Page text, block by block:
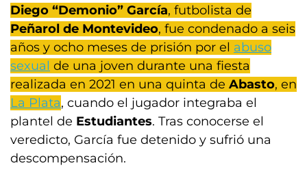
Diego “Demonio” García, futbolista de
Peñarol de Montevideo, fue condenado a seis
años y ocho meses de prisión por el abuso
sexual de una joven durante una fiesta
realizada en 2021 en una quinta de Abasto, en
La Plata, cuando el jugador integraba el
plantel de Estudiantes. Tras conocerse el
veredicto, García fue detenido y sufrió una
descompensación.